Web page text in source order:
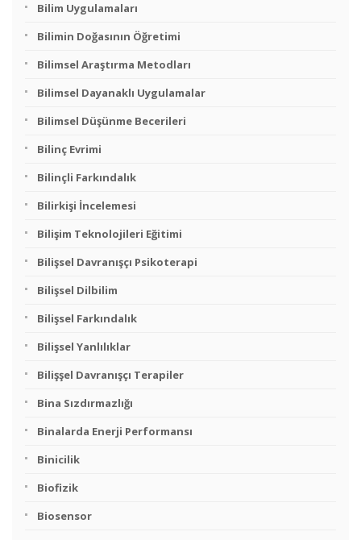
Bilim Uygulamaları
Bilimin Doğasının Öğretimi
Bilimsel Araştırma Metodları
Bilimsel Dayanaklı Uygulamalar
Bilimsel Düşünme Becerileri
Bilinç Evrimi
Bilinçli Farkındalık
Bilirkişi İncelemesi
Bilişim Teknolojileri Eğitimi
Bilişsel Davranışçı Psikoterapi
Bilişsel Dilbilim
Bilişsel Farkındalık
Bilişsel Yanlılıklar
Bilişşel Davranışçı Terapiler
Bina Sızdırmazlığı
Binalarda Enerji Performansı
Binicilik
Biofizik
Biosensor